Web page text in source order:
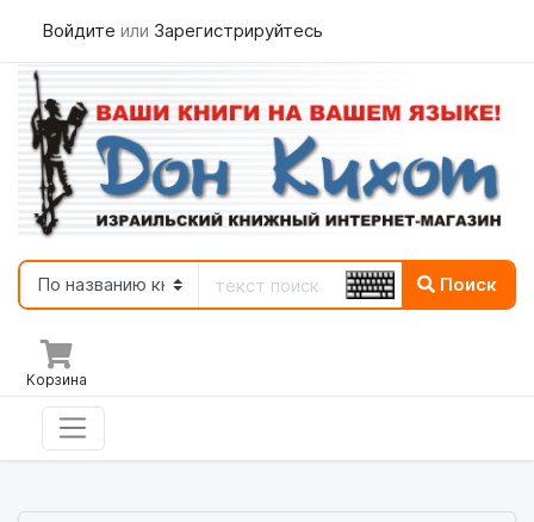
Войдите или Зарегистрируйтесь
Поиск
Корзина